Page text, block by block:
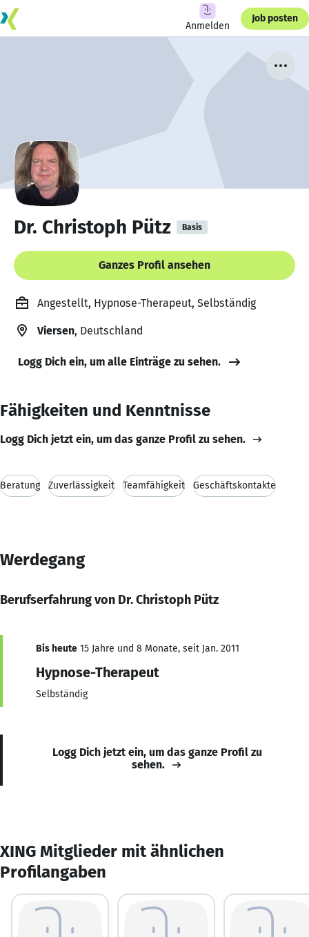
Anmelden
Job posten
Dr. Christoph Pütz Basis
Ganzes Profil ansehen
Angestellt, Hypnose-Therapeut, Selbständig
Viersen, Deutschland
Logg Dich ein, um alle Einträge zu sehen.
Fähigkeiten und Kenntnisse
Logg Dich jetzt ein, um das ganze Profil zu sehen.
Beratung Zuverlässigkeit Teamfähigkeit Geschäftskontakte
Werdegang
Berufserfahrung von Dr. Christoph Pütz
Bis heute 15 Jahre und 8 Monate, seit Jan. 2011
Hypnose-Therapeut
Selbständig
Logg Dich jetzt ein, um das ganze Profil zu
sehen.
XING Mitglieder mit ähnlichen
Profilangaben